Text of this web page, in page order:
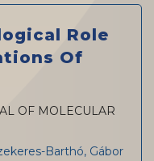
Role
Of
OF MOLECULAR
Barthó, Gábor